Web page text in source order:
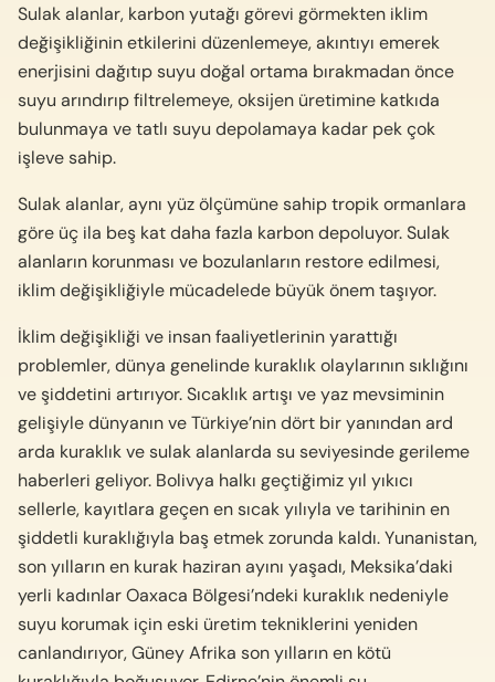
Sulak alanlar, karbon yutağı görevi görmekten iklim
değişikliğinin etkilerini düzenlemeye, akıntıyı emerek
enerjisini dağıtıp suyu doğal ortama bırakmadan önce
suyu arındırıp filtrelemeye, oksijen üretimine katkıda
bulunmaya ve tatlı suyu depolamaya kadar pek çok
işleve sahip.
Sulak alanlar, aynı yüz ölçümüne sahip tropik ormanlara
göre üç ila beş kat daha fazla karbon depoluyor. Sulak
alanların korunması ve bozulanların restore edilmesi,
iklim değişikliğiyle mücadelede büyük önem taşıyor.
İklim değişikliği ve insan faaliyetlerinin yarattığı
problemler, dünya genelinde kuraklık olaylarının sıklığını
ve şiddetini artırıyor. Sıcaklık artışı ve yaz mevsiminin
gelişiyle dünyanın ve Türkiye’nin dört bir yanından ard
arda kuraklık ve sulak alanlarda su seviyesinde gerileme
haberleri geliyor. Bolivya halkı geçtiğimiz yıl yıkıcı
sellerle, kayıtlara geçen en sıcak yılıyla ve tarihinin en
şiddetli kuraklığıyla baş etmek zorunda kaldı. Yunanistan,
son yılların en kurak haziran ayını yaşadı, Meksika’daki
yerli kadınlar Oaxaca Bölgesi’ndeki kuraklık nedeniyle
suyu korumak için eski üretim tekniklerini yeniden
canlandırıyor, Güney Afrika son yılların en kötü